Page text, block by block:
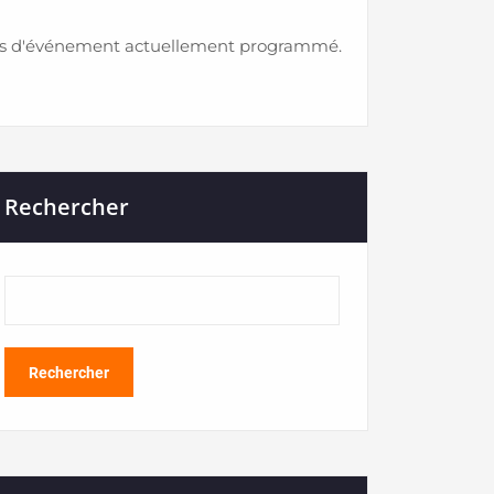
d'événement actuellement programmé.
Rechercher
Rechercher